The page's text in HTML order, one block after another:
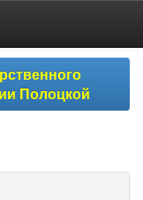
Полоцкой